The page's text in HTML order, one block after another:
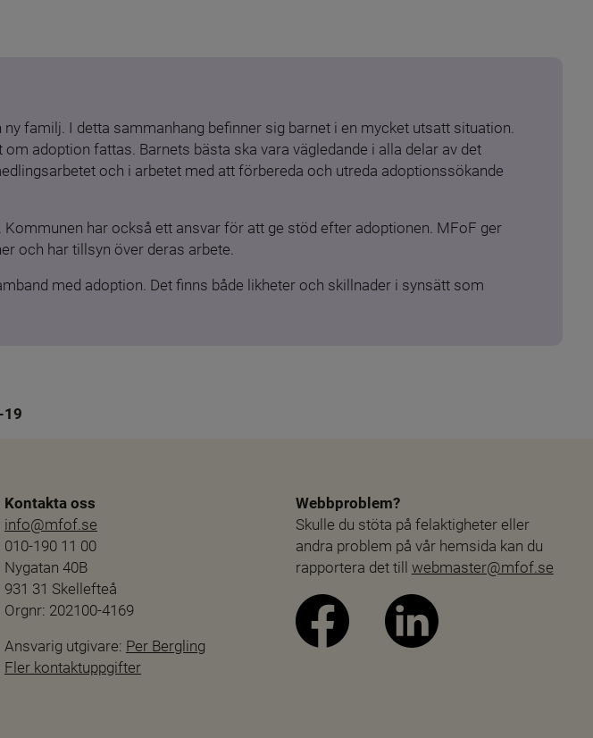
familj. I detta sammanhang befinner sig barnet i en mycket utsatt situation.
adoption fattas. Barnets bästa ska vara vägledande i alla delar av det
och i arbetet med att förbereda och utreda adoptionssökande
har också ett ansvar för att ge stöd efter adoptionen. MFoF ger
och har tillsyn över deras arbete.
med adoption. Det finns både likheter och skillnader i synsätt som
19
Kontakta oss
info@mfof.se
010-190 11 00
Nygatan 40B
931 31 Skellefteå
Orgnr: 202100-4169
Ansvarig utgivare: Per Bergling
Fler kontaktuppgifter
Webbproblem?
Skulle du stöta på felaktigheter eller
andra problem på vår hemsida kan du
rapportera det till webmaster@mfof.se